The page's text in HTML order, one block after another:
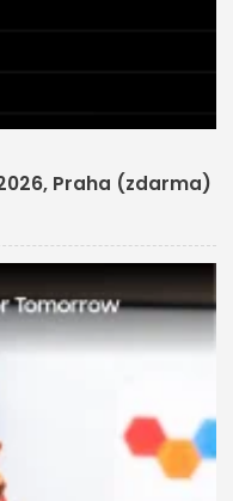
2026, Praha (zdarma)